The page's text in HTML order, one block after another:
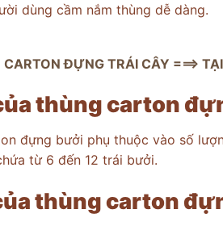
dùng cầm nắm thùng dễ dàng.
ĐỰNG TRÁI CÂY ===>
thùng carton
đựng bưởi phụ thuộc vào số
từ 6 đến 12 trái bưởi.
thùng carton